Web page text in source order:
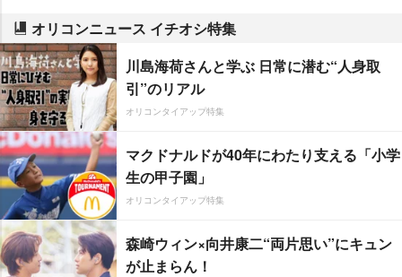
オリコンニュース イチオシ特集
川島海荷さんと学ぶ 日常に潜む“人身取
引”のリアル
オリコンタイアップ特集
マクドナルドが40年にわたり支える「小学
生の甲子園」
オリコンタイアップ特集
森崎ウィン×向井康二“両片思い”にキュン
が止まらん！